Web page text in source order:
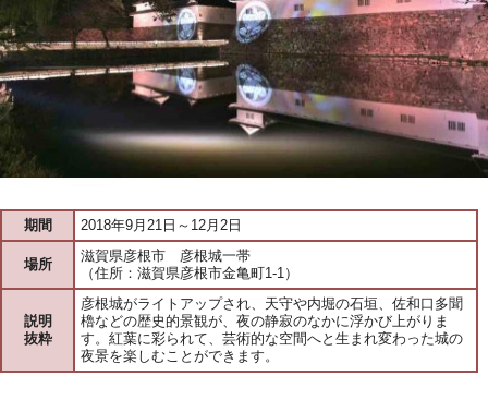
期間 2018年9月21日～12月2日
場所
滋賀県彦根市 彦根城一帯
（住所：滋賀県彦根市金亀町1-1）
説明
抜粋
彦根城がライトアップされ、天守や内堀の石垣、佐和口多聞
櫓などの歴史的景観が、夜の静寂のなかに浮かび上がりま
す。紅葉に彩られて、芸術的な空間へと生まれ変わった城の
夜景を楽しむことができます。